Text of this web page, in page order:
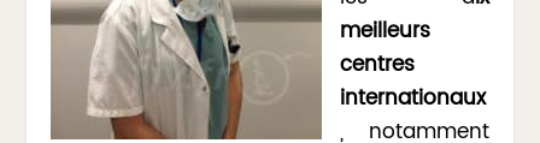
meilleurs
centres
internationaux
, notamment